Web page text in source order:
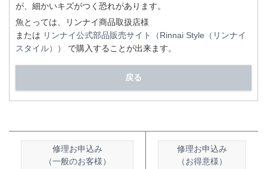
が、細かいキズがつく恐れがあります。
魚とっては、リンナイ商品取扱店様
または リンナイ公式部品販売サイト（Rinnai Style（リンナイ
スタイル）） で購入することが出来ます。
戻る
修理お申込み
（一般のお客様）
修理お申込み
（お得意様）